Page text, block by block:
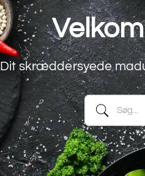
Dit skræddersyede